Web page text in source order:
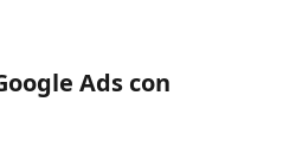
Ads con